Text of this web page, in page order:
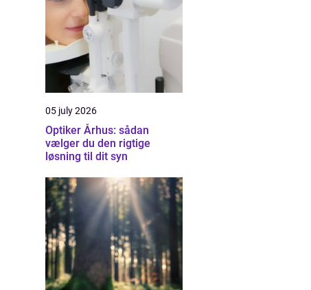
05 july 2026
Optiker Århus: sådan
vælger du den rigtige
løsning til dit syn